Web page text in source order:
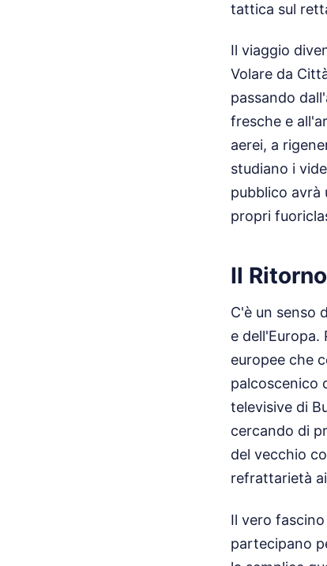
tattica sul
Il viaggio
Volare da
passando
fresche e
aerei, a
studiano i
pubblico avrà
propri
Il
C'è un senso
e dell'Europa.
europee che
palcoscenico
televisive di
cercando di
del vecchio
refrattarietà
Il vero
partecipano